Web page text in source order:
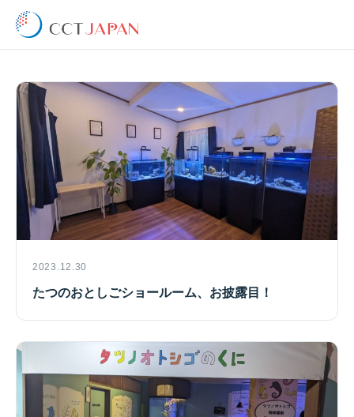
2023.12.30
たつのおとしごショールーム、お披露目！